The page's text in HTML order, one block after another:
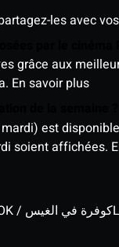
les avec
grâce aux
En savoir plus
est
soient affichées.
DREAM CHOK / كوفرة في الغيس